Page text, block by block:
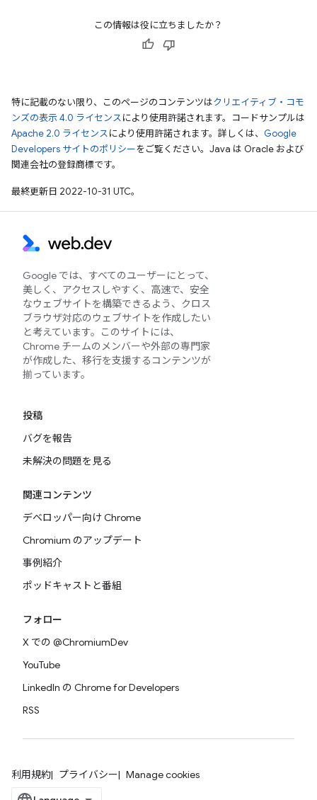
この情報は役に立ちましたか？
特に記載のない限り、このページのコンテンツはクリエイティブ・コモ
ンズの表示 4.0 ライセンスにより使用許諾されます。コードサンプルは
Apache 2.0 ライセンスにより使用許諾されます。詳しくは、 Google
Developers サイトのポリシーをご覧ください。Java は Oracle および
関連会社の登録商標です。
最終更新日 2022-10-31 UTC。
Google では、すべてのユーザーにとって、
美しく、アクセスしやすく、高速で、安全
なウェブサイトを構築できるよう、クロス
ブラウザ対応のウェブサイトを作成したい
と考えています。このサイトには、
Chrome チームのメンバーや外部の専門家
が作成した、移行を支援するコンテンツが
揃っています。
投稿
バグを報告
未解決の問題を見る
関連コンテンツ
デベロッパー向け Chrome
Chromium のアップデート
事例紹介
ポッドキャストと番組
フォロー
X での @ChromiumDev
YouTube
LinkedIn の Chrome for Developers
RSS
利用規約 プライバシー Manage cookies